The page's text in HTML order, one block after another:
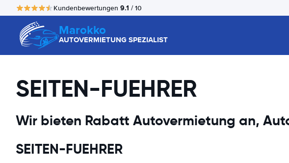
Kundenbewertungen 9.1 / 10
Marokko
AUTOVERMIETUNG SPEZIALIST
SEITEN-FUEHRER
Wir bieten Rabatt Autovermietung an,
SEITEN-FUEHRER